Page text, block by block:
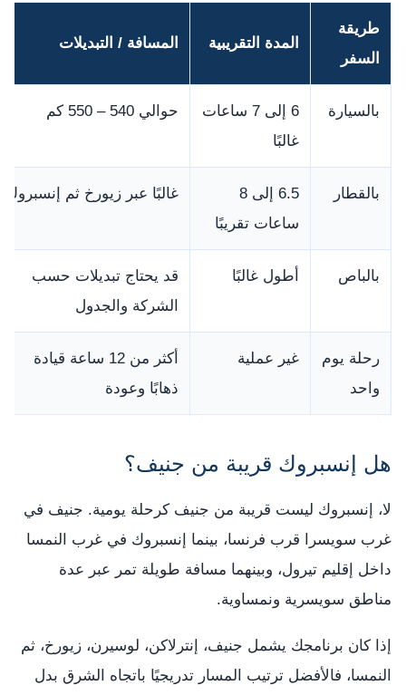
طريقة
السفر
المدة التقريبية المسافة / التبديلات
بالسيارة
6 إلى 7 ساعات
غالبًا
حوالي 540 – 550 كم
بالقطار
6.5 إلى 8
ساعات تقريبًا
غالبًا عبر زيورخ ثم إنسبروك
بالباص أطول غالبًا
قد يحتاج تبديلات حسب
الشركة والجدول
رحلة يوم
واحد
غير عملية
أكثر من 12 ساعة قيادة
ذهابًا وعودة
هل إنسبروك قريبة من جنيف؟
لا، إنسبروك ليست قريبة من جنيف كرحلة يومية. جنيف في
غرب سويسرا قرب فرنسا، بينما إنسبروك في غرب النمسا
داخل إقليم تيرول، وبينهما مسافة طويلة تمر عبر عدة
مناطق سويسرية ونمساوية.
إذا كان برنامجك يشمل جنيف، إنترلاكن، لوسيرن، زيورخ، ثم
النمسا، فالأفضل ترتيب المسار تدريجيًا باتجاه الشرق بدل